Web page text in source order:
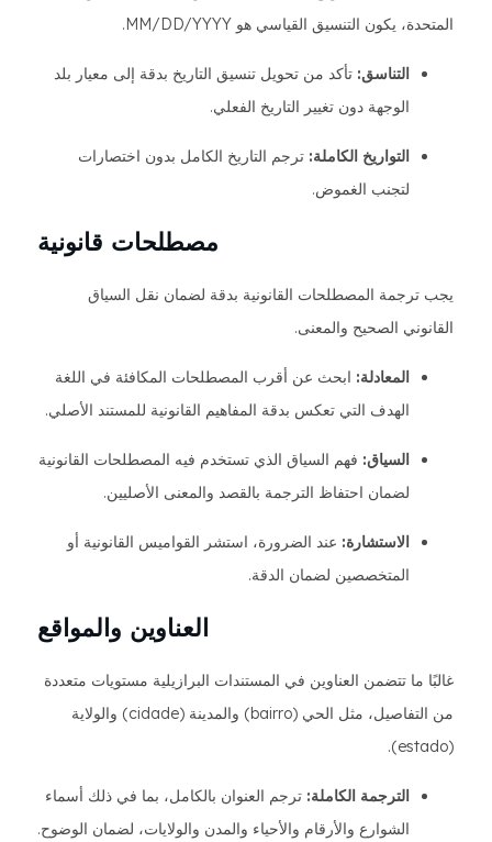
المتحدة، يكون التنسيق القياسي هو MM/DD/YYYY.
التناسق: تأكد من تحويل تنسيق التاريخ بدقة إلى معيار بلد
الوجهة دون تغيير التاريخ الفعلي.
التواريخ الكاملة: ترجم التاريخ الكامل بدون اختصارات
لتجنب الغموض.
مصطلحات قانونية
يجب ترجمة المصطلحات القانونية بدقة لضمان نقل السياق
القانوني الصحيح والمعنى.
المعادلة: ابحث عن أقرب المصطلحات المكافئة في اللغة
الهدف التي تعكس بدقة المفاهيم القانونية للمستند الأصلي.
السياق: فهم السياق الذي تستخدم فيه المصطلحات القانونية
لضمان احتفاظ الترجمة بالقصد والمعنى الأصليين.
الاستشارة: عند الضرورة، استشر القواميس القانونية أو
المتخصصين لضمان الدقة.
العناوين والمواقع
غالبًا ما تتضمن العناوين في المستندات البرازيلية مستويات متعددة
من التفاصيل، مثل الحي (bairro) والمدينة (cidade) والولاية
(estado).
الترجمة الكاملة: ترجم العنوان بالكامل، بما في ذلك أسماء
الشوارع والأرقام والأحياء والمدن والولايات، لضمان الوضوح.